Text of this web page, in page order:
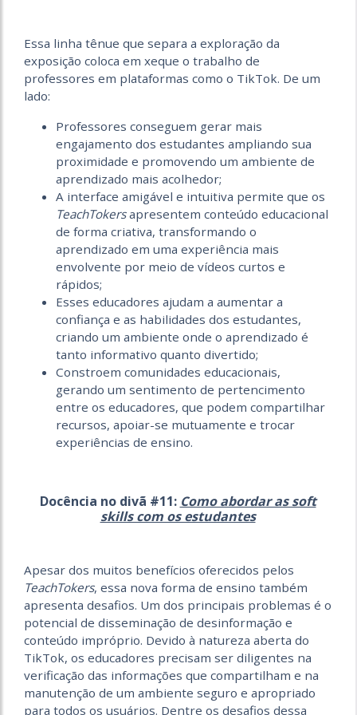
Essa linha tênue que separa a exploração da
exposição coloca em xeque o trabalho de
professores em plataformas como o TikTok. De um
lado:
Professores conseguem gerar mais
engajamento dos estudantes ampliando sua
proximidade e promovendo um ambiente de
aprendizado mais acolhedor;
A interface amigável e intuitiva permite que os
TeachTokersapresentem conteúdo educacional
de forma criativa, transformando o
aprendizado em uma experiência mais
envolvente por meio de vídeos curtos e
rápidos;
Esses educadores ajudam a aumentar a
confiança e as habilidades dos estudantes,
criando um ambiente onde o aprendizado é
tanto informativo quanto divertido;
Constroem comunidades educacionais,
gerando um sentimento de pertencimento
entre os educadores, que podem compartilhar
recursos, apoiar-se mutuamente e trocar
experiências de ensino.
Docência no divã #11: Como abordar as soft
skills com os estudantes
Apesar dos muitos benefícios oferecidos pelos
TeachTokers, essa nova forma de ensino também
apresenta desafios. Um dos principais problemas é o
potencial de disseminação de desinformação e
conteúdo impróprio. Devido à natureza aberta do
TikTok, os educadores precisam ser diligentes na
verificação das informações que compartilham e na
manutenção de um ambiente seguro e apropriado
para todos os usuários. Dentre os desafios dessa